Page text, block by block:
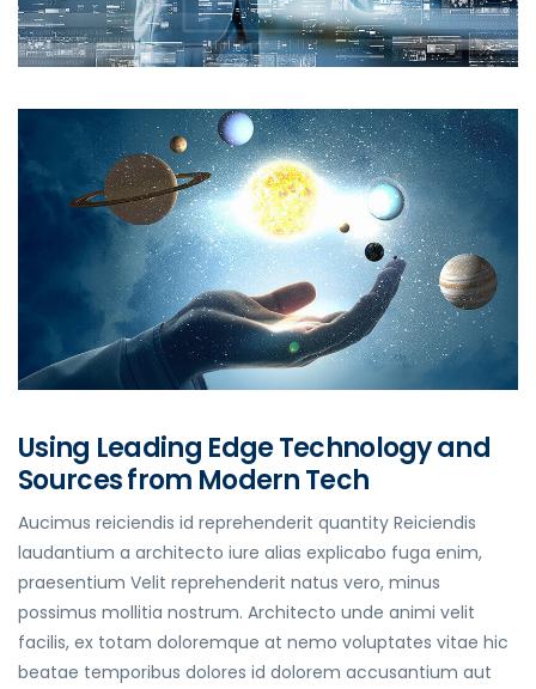
Using Leading Edge Technology and
Sources from Modern Tech
Aucimus reiciendis id reprehenderit quantity Reiciendis
laudantium a architecto iure alias explicabo fuga enim,
praesentium Velit reprehenderit natus vero, minus
possimus mollitia nostrum. Architecto unde animi velit
facilis, ex totam doloremque at nemo voluptates vitae hic
beatae temporibus dolores id dolorem accusantium aut